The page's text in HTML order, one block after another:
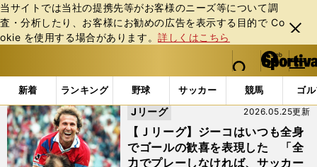
当サイトでは当社の提携先等がお客様のニーズ等について調
査・分析したり、お客様にお勧めの広告を表⽰する⽬的で Co
okie を使⽤する場合があります。詳しくはこちら
閉じ
る
web Sportiva (webスポルティーバ)
検索
マイペ
ー
ジ
メニュ
新着 ランキング 野球 サッカー 競馬 ゴ
b
ス
ポ
ル
テ
ィ
「#Ｊリーグ懐かしの助っ人」の最新ニュース・ 情報
【Ｊリーグ】ジーコはいつも全身
でゴールの歓喜を表現した 「全
力でプレーしなければ、サッカー
2026.05.25更新
Jリーグ